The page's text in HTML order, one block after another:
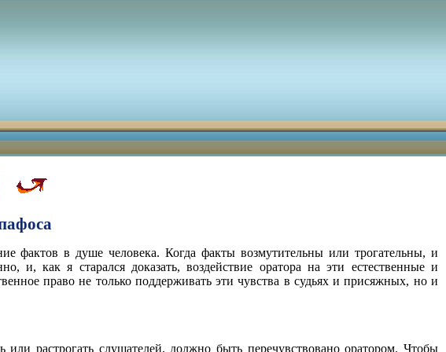
фактов в душе человека. Когда факты возмутительны или трогательны, и
и, как я старался доказать, воздействие оратора на эти естественные и
право не только поддерживать эти чувства в судьях и присяжных, но и
или растрогать слушателей, должно быть перечувствовано оратором. Чтобы